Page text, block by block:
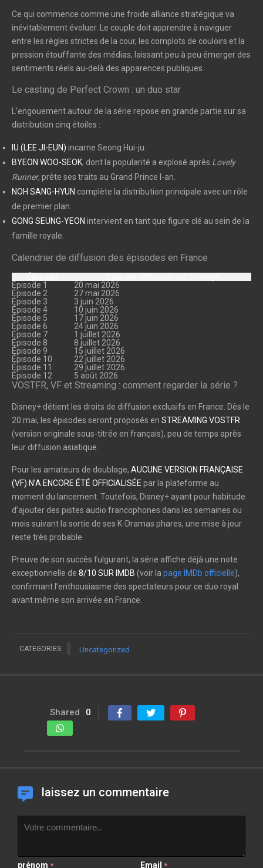
Ce qui commence comme une froide alliance stratégique va
inévitablement évoluer. Le couple doit apprendre à naviguer
entre les règles strictes de la cour, les complots de couloirs et la
pression étouffante des médias, laissant peu à peu émerger des
sentiments réels au-delà des apparences publiques.
Le casting de Perfect Crown : un duo star
L’engouement autour de la série repose en grande partie sur sa
distribution cinq étoiles :
IU (LEE JI-EUN) incarne Seong Hui-ju.
BYEON WOO-SEOK, dont la popularité a explosé après Lovely
Runner, prête ses traits au Grand Prince I-an.
NOH SANG-HYUN complète la distribution principale avec un rôle
de premier plan.
GONG SEUNG-YEON intervient en tant que figure clé au sein de la
famille royale.
Calendrier de diffusion des épisodes en France
Épisode 1
20 mai 2026
Épisode 2
27 mai 2026
Épisode 3
3 juin 2026
Épisode 4
10 juin 2026
Épisode 5
17 juin 2026
Épisode 6
24 juin 2026
Épisode 7
1 juillet 2026
Épisode 8
8 juillet 2026
Épisode 9
15 juillet 2026
Épisode 10
22 juillet 2026
Épisode 11
29 juillet 2026
Épisode 12
5 août 2026
VOSTFR, VF et Streaming : comment regarder la série ?
Disney+ détient les droits de diffusion exclusifs en France. Dès le
20 mai, les épisodes seront proposés en STREAMING VOSTFR
(version originale sous-titrée en français), peu de temps après
leur diffusion asiatique.
Pour les amateurs de doublage, AUCUNE VERSION FRANÇAISE
(VF) N’A ENCORE ÉTÉ OFFICIALISÉE par la plateforme au
moment du lancement. Toutefois, Disney+ ayant pour habitude
d’ajouter des pistes audio francophones dans les semaines ou
mois suivant la sortie de ses K-Dramas phares, une mise à jour
reste très probable.
Preuve de son succès fulgurant, la série affiche déjà une note
exceptionnelle de 8/10 SUR IMDB (voir la page IMDb officielle),
confirmant l’enthousiasme des spectateurs pour ce duo royal
avant même son arrivée en France.
CATEGORIES Uncategorized
Shared 0
laissez un commentaire
prénom * Email *